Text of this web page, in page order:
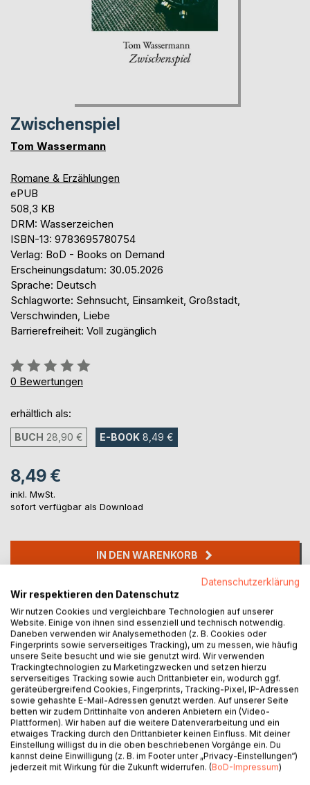
Zwischenspiel
Tom Wassermann
Romane & Erzählungen
ePUB
508,3 KB
DRM: Wasserzeichen
ISBN-13: 9783695780754
Verlag: BoD - Books on Demand
Erscheinungsdatum: 30.05.2026
Sprache: Deutsch
Schlagworte: Sehnsucht, Einsamkeit, Großstadt,
Verschwinden, Liebe
Barrierefreiheit: Voll zugänglich
Bewertung::
0%
0 Bewertungen
erhältlich als:
BUCH 28,90 € E-BOOK 8,49 €
8,49 €
inkl. MwSt.
sofort verfügbar als Download
IN DEN WARENKORB
Auf die Merkliste
Titel bewerten
BESCHREIBUNG
Frühjahr 2003. Der Irakkrieg beginnt gerade. Ganz
nebenbei stürzt in Berlin, weitestgehend unbemerkt, das
Datenschutzerklärung
Wir respektieren den Datenschutz
Wir nutzen Cookies und vergleichbare Technologien auf unserer
Website. Einige von ihnen sind essenziell und technisch notwendig.
Daneben verwenden wir Analysemethoden (z. B. Cookies oder
Fingerprints sowie serverseitiges Tracking), um zu messen, wie häufig
unsere Seite besucht und wie sie genutzt wird. Wir verwenden
Trackingtechnologien zu Marketingzwecken und setzen hierzu
serverseitiges Tracking sowie auch Drittanbieter ein, wodurch ggf.
geräteübergreifend Cookies, Fingerprints, Tracking-Pixel, IP-Adressen
sowie gehashte E-Mail-Adressen genutzt werden. Auf unserer Seite
betten wir zudem Drittinhalte von anderen Anbietern ein (Video-
Plattformen). Wir haben auf die weitere Datenverarbeitung und ein
etwaiges Tracking durch den Drittanbieter keinen Einfluss. Mit deiner
Einstellung willigst du in die oben beschriebenen Vorgänge ein. Du
kannst deine Einwilligung (z. B. im Footer unter „Privacy-Einstellungen“)
jederzeit mit Wirkung für die Zukunft widerrufen. (BoD-Impressum)